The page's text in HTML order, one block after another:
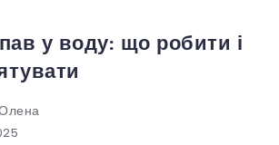
у воду: що робити і